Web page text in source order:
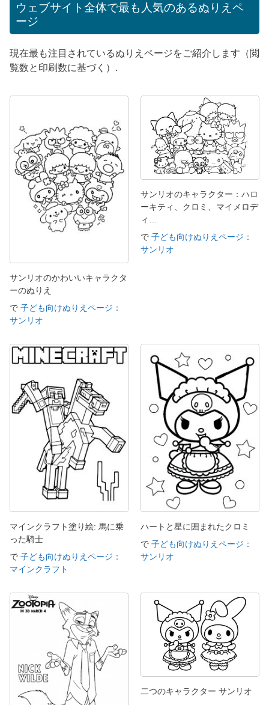
ウェブサイト全体で最も人気のあるぬりえペ
ージ
現在最も注目されているぬりえページをご紹介します（閲
覧数と印刷数に基づく）.
サンリオのかわいいキャラクタ
ーのぬりえ
で 子ども向けぬりえページ：
サンリオ
サンリオのキャラクター：ハロ
ーキティ、クロミ、マイメロデ
ィ…
で 子ども向けぬりえページ：
サンリオ
マインクラフト塗り絵: 馬に乗
った騎士
で 子ども向けぬりえページ：
マインクラフト
ハートと星に囲まれたクロミ
で 子ども向けぬりえページ：
サンリオ
二つのキャラクター サンリオ